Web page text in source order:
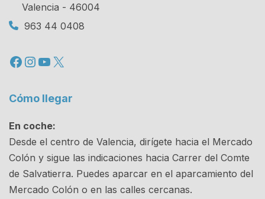
Valencia - 46004
963 44 0408
Facebook
Instagram
YouTube
X
Cómo llegar
En coche:
Desde el centro de Valencia, dirígete hacia el Mercado
Colón y sigue las indicaciones hacia Carrer del Comte
de Salvatierra. Puedes aparcar en el aparcamiento del
Mercado Colón o en las calles cercanas.